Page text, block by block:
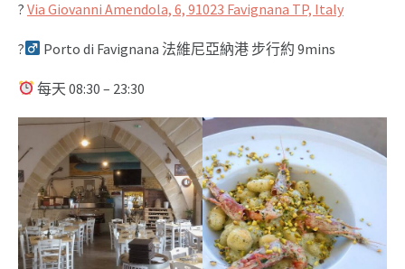
? Via Giovanni Amendola, 6, 91023 Favignana TP, Italy
?‍ Porto di Favignana 法維尼亞納港 步行約 9mins
每天 08:30 – 23:30